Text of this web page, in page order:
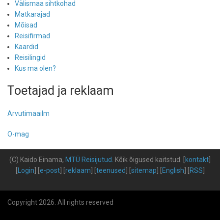
Välismaa sihtkohad
Matkarajad
Mõisad
Reisifirmad
Kaardid
Reisilingid
Kus ma olen?
Toetajad ja reklaam
Arvutimaailm
O-mag
(C) Kaido Einama, MTÜ Reisijutud Kõik õigused kaitstud kontakt
Login e-post] [ reklaam teenused sitemap English RSS
Copyright 2026. All rights reserved